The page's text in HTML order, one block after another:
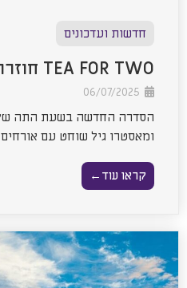
חדשות ועדכונים
TEA FOR TWO חוזרת!!!
הסדרה החדשה בשעת התה של
ומאסטרו גיל שוחט עם
קראו עוד←